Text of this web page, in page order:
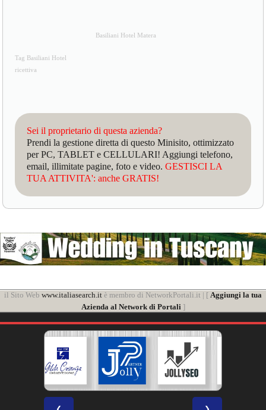
Basiliani Hotel Matera
Tag Basiliani Hotel
ricettiva
Sei il proprietario di questa azienda?
Prendi la gestione diretta di questo Minisito, ottimizzato
per PC, TABLET e CELLULARI! Aggiungi telefono,
email, illimitate pagine, foto e video.GESTISCI LA
TUA ATTIVITA': anche GRATIS!
il Sito Web www.italiasearch.it è membro di NetworkPortali.it | [ Aggiungi la tua
Azienda al Network di Portali]